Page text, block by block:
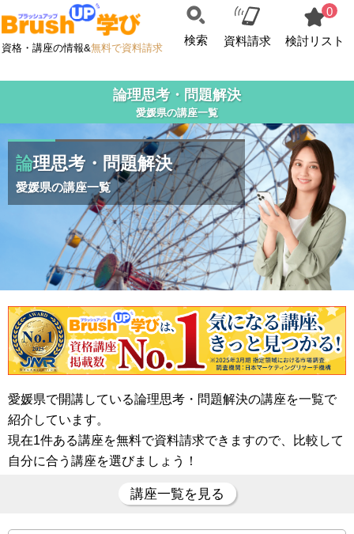
資格・講座の情報&無料で資料請求
検索 資料請求
0
検討リスト
論理思考・問題解決
愛媛県の講座一覧
論理思考・問題解決
愛媛県の講座一覧
愛媛県で開講している論理思考・問題解決の講座を一覧で
紹介しています。
現在1件ある講座を無料で資料請求できますので、比較して
自分に合う講座を選びましょう！
講座一覧を見る